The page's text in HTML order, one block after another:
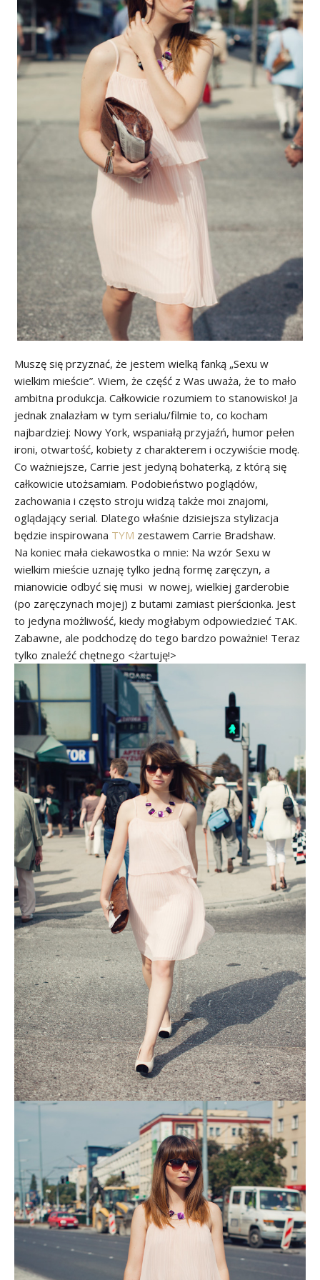
Muszę się przyznać, że jestem wielką fanką „Sexu w
wielkim mieście”. Wiem, że część z Was uważa, że to mało
ambitna produkcja. Całkowicie rozumiem to stanowisko! Ja
jednak znalazłam w tym serialu/filmie to, co kocham
najbardziej: Nowy York, wspaniałą przyjaźń, humor pełen
ironi, otwartość, kobiety z charakterem i oczywiście modę.
Co ważniejsze, Carrie jest jedyną bohaterką, z którą się
całkowicie utożsamiam. Podobieństwo poglądów,
zachowania i często stroju widzą także moi znajomi,
oglądający serial. Dlatego właśnie dzisiejsza stylizacja
będzie inspirowana TYM zestawem Carrie Bradshaw.
Na koniec mała ciekawostka o mnie: Na wzór Sexu w
wielkim mieście uznaję tylko jedną formę zaręczyn, a
mianowicie odbyć się musi w nowej, wielkiej garderobie
(po zaręczynach mojej) z butami zamiast pierścionka. Jest
to jedyna możliwość, kiedy mogłabym odpowiedzieć TAK.
Zabawne, ale podchodzę do tego bardzo poważnie! Teraz
tylko znaleźć chętnego <żartuję!>